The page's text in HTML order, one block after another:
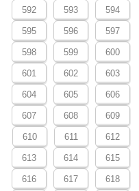
592 593 594
595 596 597
598 599 600
601 602 603
604 605 606
607 608 609
610 611 612
613 614 615
616 617 618